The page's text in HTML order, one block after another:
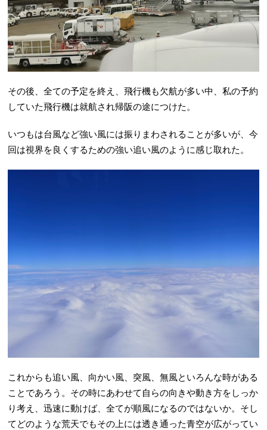
その後、全ての予定を終え、飛行機も欠航が多い中、私の予約
していた飛行機は就航され帰阪の途につけた。
いつもは台風など強い風には振りまわされることが多いが、今
回は視界を良くするための強い追い風のように感じ取れた。
これからも追い風、向かい風、突風、無風といろんな時がある
ことであろう。その時にあわせて自らの向きや動き方をしっか
り考え、迅速に動けば、全てが順風になるのではないか。そし
てどのような荒天でもその上には透き通った青空が広がってい